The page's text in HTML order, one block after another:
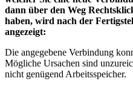
dann über den Weg
haben, wird nach der
angezeigt:
Die angegebene Verbindung
Mögliche Ursachen sind
nicht genügend Arbeitsspeicher.